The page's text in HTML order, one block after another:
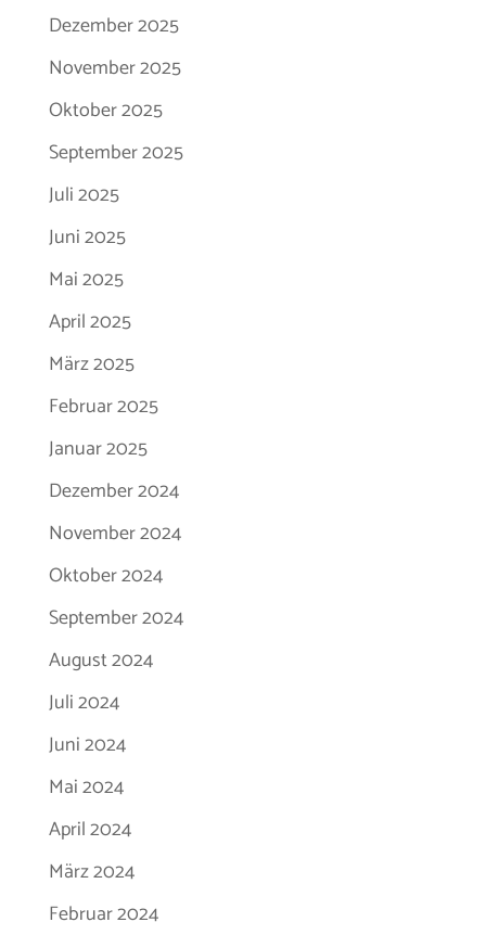
Dezember 2025
November 2025
Oktober 2025
September 2025
Juli 2025
Juni 2025
Mai 2025
April 2025
März 2025
Februar 2025
Januar 2025
Dezember 2024
November 2024
Oktober 2024
September 2024
August 2024
Juli 2024
Juni 2024
Mai 2024
April 2024
März 2024
Februar 2024